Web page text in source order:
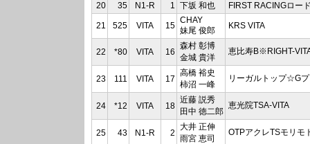
20 35 N1-R 1 下坂 和也 FIRST RACINGロー
21 525 VITA 15
CHAY
妹尾 俊郎
KRS VITA
22 *80 VITA 16
森村 彰博
金城 貴洋
恵比寿B※RIGHT-
23 111 VITA 17
高橋 裕史
柿沼 一峰
リーガルトップ☆G
24 *12 VITA 18
近藤 説秀
田中 徳二郎
恵光院TSA-VITA
25 43 N1-R 2
大井 正伸
雨宮 恵司
OTPアクレTSモリモ